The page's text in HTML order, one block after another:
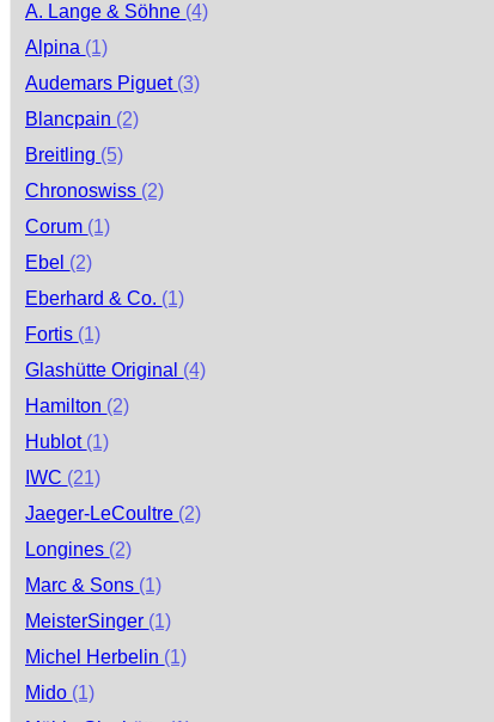
A. Lange & Söhne (4)
Alpina (1)
Audemars Piguet (3)
Blancpain (2)
Breitling (5)
Chronoswiss (2)
Corum (1)
Ebel (2)
Eberhard & Co. (1)
Fortis (1)
Glashütte Original (4)
Hamilton (2)
Hublot (1)
IWC (21)
Jaeger-LeCoultre (2)
Longines (2)
Marc & Sons (1)
MeisterSinger (1)
Michel Herbelin (1)
Mido (1)